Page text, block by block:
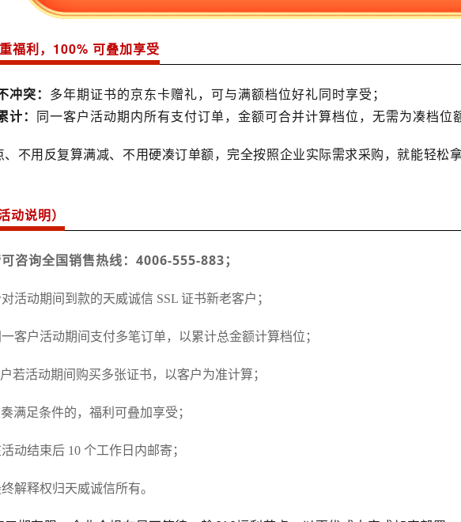
福利，100% 可叠加享受
冲突： 多年期证书的京东卡赠礼，可与满额档位好礼同时享受；
计： 同一客户活动期内所有支付订单，金额可合并计算档位，无需为凑档位
、不用反复算满减、不用硬凑订单额，完全按照企业实际需求采购，就能轻松
动说明）
咨询全国销售热线：4006-555-883；
活动期间到款的天威诚信 SSL 证书新老客户；
客户活动期间支付多笔订单，以累计总金额计算档位；
若活动期间购买多张证书，以客户为准计算；
满足条件的，福利可叠加享受；
动结束后 10 个工作日内邮寄；
解释权归天威诚信所有。